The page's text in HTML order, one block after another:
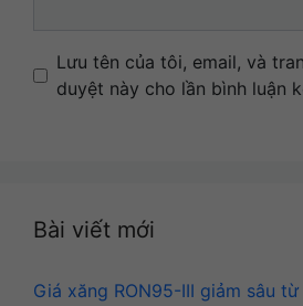
Name
Email
Website
Lưu tên của tôi, email, và
duyệt này cho lần bình luận
Bài viết mới
Giá xăng RON95-III giảm sâu